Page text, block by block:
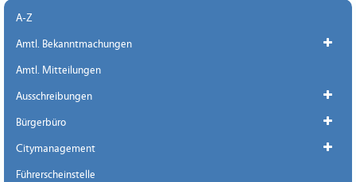
A-Z
Amtl. Bekanntmachungen
Amtl. Mitteilungen
Ausschreibungen
Bürgerbüro
Citymanagement
Führerscheinstelle